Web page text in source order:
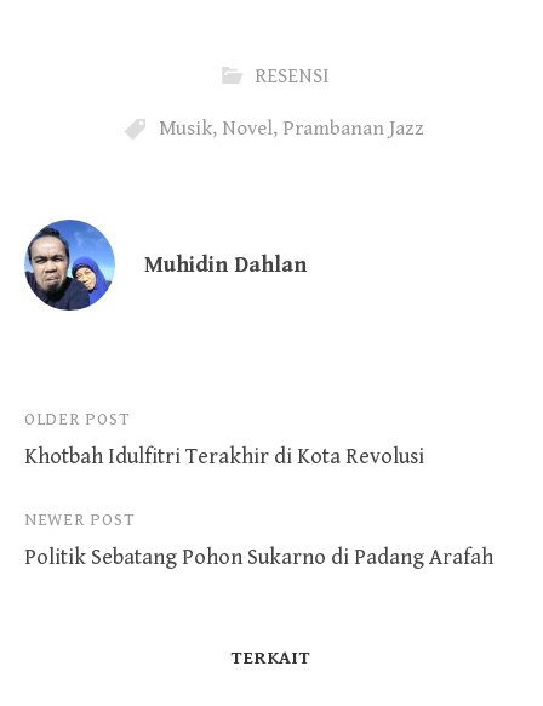
RESENSI
Musik, Novel, Prambanan Jazz
Muhidin Dahlan
Post
navigation
OLDER POST
Khotbah Idulfitri Terakhir di Kota Revolusi
NEWER POST
Politik Sebatang Pohon Sukarno di Padang Arafah
TERKAIT